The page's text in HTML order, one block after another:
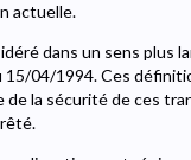
actuelle.
dans un sens plus
04/1994. Ces
de la sécurité de ces